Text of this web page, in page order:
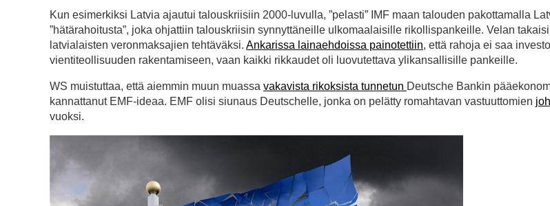
Kun esimerkiksi Latvia ajautui talouskriisiin 2000-luvulla, ”pelasti” IMF maan talouden pakottamalla
”hätärahoitusta”, joka ohjattiin talouskriisin synnyttäneille ulkomaalaisille rikollispankeille. Velan
latvialaisten veronmaksajien tehtäväksi. Ankarissa lainaehdoissa painotettiin, että rahoja ei saa
vientiteollisuuden rakentamiseen, vaan kaikki rikkaudet oli luovutettava ylikansallisille pankeille.
WS muistuttaa, että aiemmin muun muassa vakavista rikoksista tunnetun Deutsche Bankin
kannattanut EMF-ideaa. EMF olisi siunaus Deutschelle, jonka on pelätty romahtavan vastuuttomien
vuoksi.